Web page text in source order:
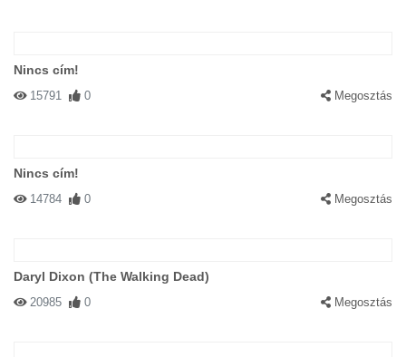
Nincs cím!
15791 0 Megosztás
Nincs cím!
14784 0 Megosztás
Daryl Dixon (The Walking Dead)
20985 0 Megosztás